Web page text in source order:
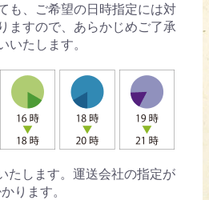
も、ご希望の日時指定には対
ますので、あらかじめご了承
いたします。
たします。運送会社の指定が
ります。